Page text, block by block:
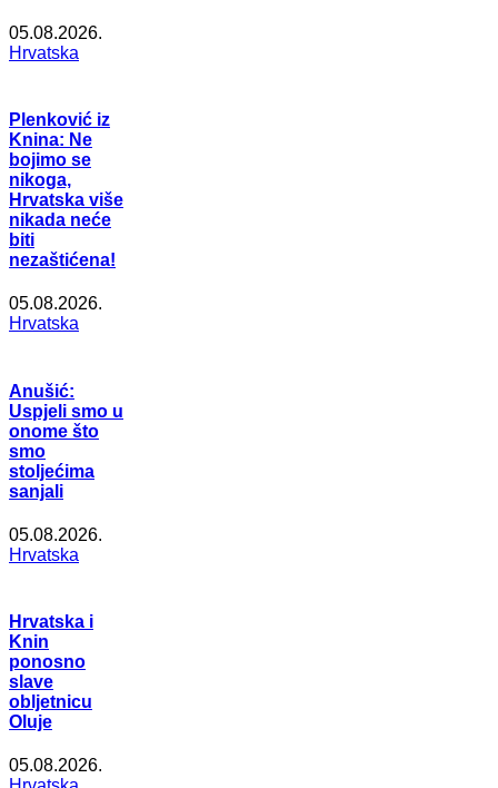
05.08.2026.
Hrvatska
Plenković iz
Knina: Ne
bojimo se
nikoga,
Hrvatska više
nikada neće
biti
nezaštićena!
05.08.2026.
Hrvatska
Anušić:
Uspjeli smo u
onome što
smo
stoljećima
sanjali
05.08.2026.
Hrvatska
Hrvatska i
Knin
ponosno
slave
obljetnicu
Oluje
05.08.2026.